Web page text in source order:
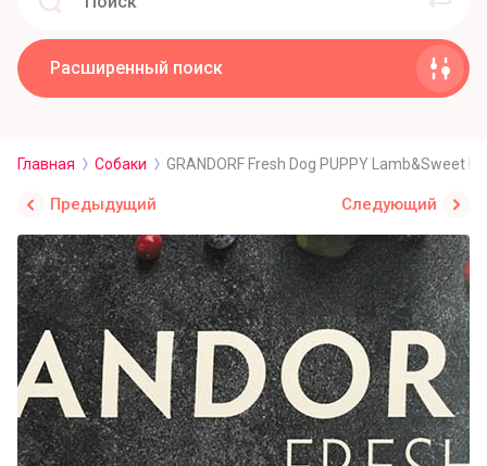
Расширенный поиск
Главная Собаки GRANDORF Fresh Dog PUPPY Lamb&Sweet
Предыдущий Следующий